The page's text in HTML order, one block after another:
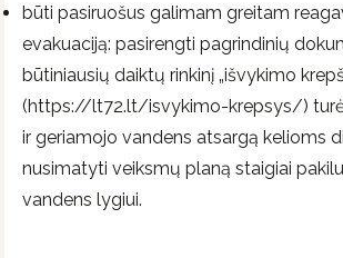
būti pasiruošus galimam greitam
evakuaciją: pasirengti pagrindinių
būtiniausių daiktų rinkinį „išvykimo
(https://lt72.lt/isvykimo-krepsys/)
ir geriamojo vandens atsargą kelioms
nusimatyti veiksmų planą staigiai
vandens lygiui.